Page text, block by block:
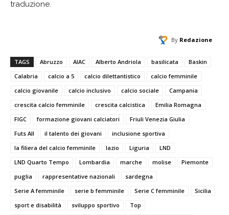
traduzione.
By Redazione
TAGS Abruzzo AIAC Alberto Andriola basilicata
Baskin
Calabria
calcio a 5 calcio dilettantistico
calcio femminile
calcio giovanile
calcio inclusivo calcio sociale
Campania
crescita calcio femminile
crescita calcistica
Emilia Romagna
FIGC
formazione giovani calciatori
Friuli Venezia Giulia
Futs All
il talento dei giovani
inclusione sportiva
la filiera del calcio femminile
lazio Liguria
LND
LND Quarto Tempo
Lombardia marche molise
Piemonte
puglia
rappresentative nazionali
sardegna
Serie A femminile
serie b femminile Serie C femminile
Sicilia
sport e disabilità
sviluppo sportivo
Top